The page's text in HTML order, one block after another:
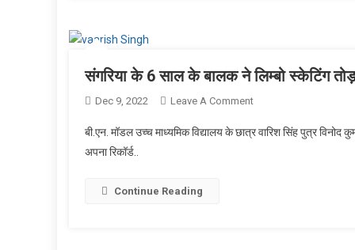
भारत
द्वारा
संगरिया के 6 साल के बालक ने लिम्बो स्केटिंग तोड़ा
Dec 9, 2022 Leave A CommentOn
के
बी.एन. मॉडल उच्च माध्यमिक विद्यालय के छात्र वारिश सिंह पुत्र
अपना रिकॉर्ड..
Continue Reading